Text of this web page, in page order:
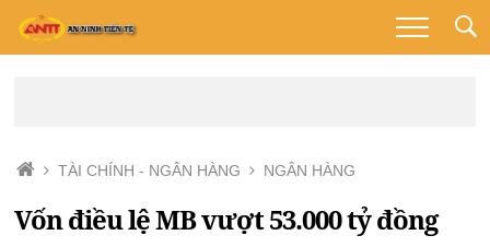
TÀI CHÍNH - NGÂN HÀNG NGÂN HÀNG
Vốn điều lệ MB vượt 53.000 tỷ đồng